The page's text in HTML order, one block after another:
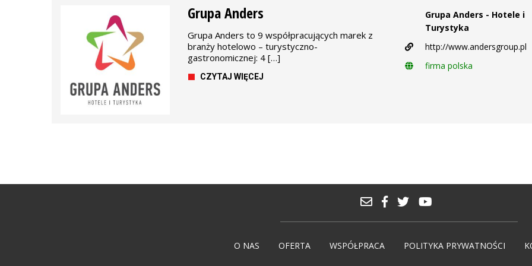
Grupa Anders
Grupa Anders to 9 współpracujących marek z
branży hotelowo – turystyczno-
gastronomicznej: 4 […]
CZYTAJ WIĘCEJ
Grupa Anders - Hotele i
Turystyka
http://www.andersgroup.pl
firma polska
O NAS OFERTA WSPÓŁPRACA POLITYKA PRYWATNOŚCI